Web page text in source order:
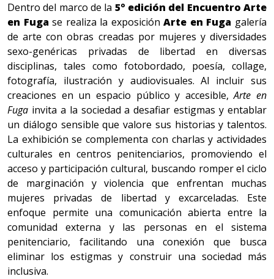
Dentro del marco de la 5º edición del Encuentro Arte
en Fugase realiza la exposiciónArte en Fuga galería
de arte con obras creadas por mujeres y diversidades
sexo-genéricas privadas de libertad en diversas
disciplinas, tales como fotobordado, poesía, collage,
fotografía, ilustración y audiovisuales. Al incluir sus
creaciones en un espacio público y accesible,Arte en
Fuga invita a la sociedad a desafiar estigmas y entablar
un diálogo sensible que valore sus historias y talentos.
La exhibición se complementa con charlas y actividades
culturales en centros penitenciarios, promoviendo el
acceso y participación cultural, buscando romper el ciclo
de marginación y violencia que enfrentan muchas
mujeres privadas de libertad y excarceladas. Este
enfoque permite una comunicación abierta entre la
comunidad externa y las personas en el sistema
penitenciario, facilitando una conexión que busca
eliminar los estigmas y construir una sociedad más
inclusiva.